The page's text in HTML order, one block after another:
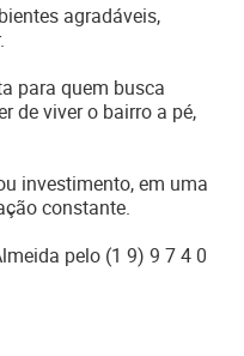
agradáveis,
para quem busca
de viver o bairro a pé,
investimento, em uma
constante.
pelo (1 9) 9 7 4 0